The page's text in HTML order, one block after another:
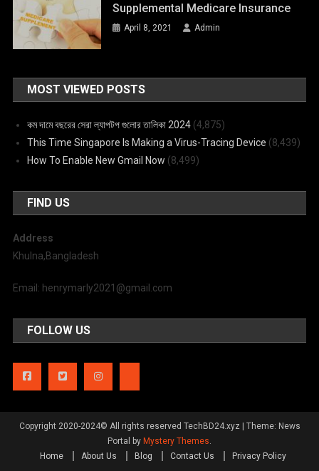
Supplemental Medicare Insurance
April 8, 2021 Admin
MOST VIEWED POSTS
কম দামে বছরের সেরা ল্যাপটপ গুলোর তালিকা 2024 (4,875)
This Time Singapore Is Making a Virus-Tracing Device (8,439)
How To Enable New Gmail Now (8,499)
FIND US
Address
Khulna,Bangladesh
Email: henrymarly2021@gmail.com
FOLLOW US
Copyright 2020-2024© All rights reserved TechBD24.xyz
Theme: News
Portal by Mystery Themes.
Home
About Us Blog Contact Us Privacy Policy